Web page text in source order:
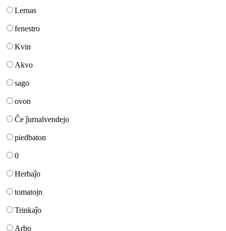
Lernas
fenestro
Kvin
Akvo
sago
ovon
Ĉe ĵurnalvendejo
piedbaton
0
Herbaĵo
tomatojn
Trinkaĵo
Arbo